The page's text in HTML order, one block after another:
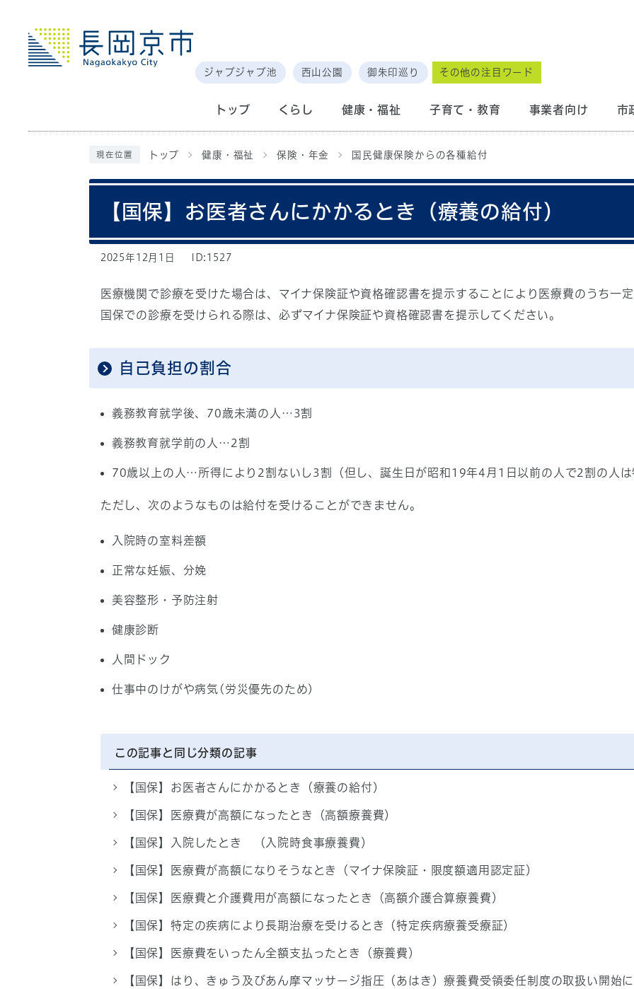
ジャブジャブ池 西山公園 御朱印巡り その他の注目ワード
トップ くらし 健康・福祉 子育て・教育 事業者向け 市
現在位置 トップ 健康・福祉 保険・年金 国民健康保険からの各種給付
【国保】お医者さんにかかるとき（療養の給付）
2025年12月1日 ID:1527
医療機関で診療を受けた場合は、マイナ保険証や資格確認書を提示することにより医療費のうち一定
国保での診療を受けられる際は、必ずマイナ保険証や資格確認書を提示してください。
自己負担の割合
義務教育就学後、70歳未満の人…3割
義務教育就学前の人…2割
70歳以上の人…所得により2割ないし3割（但し、誕生日が昭和19年4月1日以前の人で2割の人は
ただし、次のようなものは給付を受けることができません。
入院時の室料差額
正常な妊娠、分娩
美容整形・予防注射
健康診断
人間ドック
仕事中のけがや病気(労災優先のため)
この記事と同じ分類の記事
【国保】お医者さんにかかるとき（療養の給付）
【国保】医療費が高額になったとき（高額療養費）
【国保】入院したとき （入院時食事療養費）
【国保】医療費が高額になりそうなとき（マイナ保険証・限度額適用認定証）
【国保】医療費と介護費用が高額になったとき（高額介護合算療養費）
【国保】特定の疾病により長期治療を受けるとき（特定疾病療養受療証）
【国保】医療費をいったん全額支払ったとき（療養費）
【国保】はり、きゅう及びあん摩マッサージ指圧（あはき）療養費受領委任制度の取扱い開始